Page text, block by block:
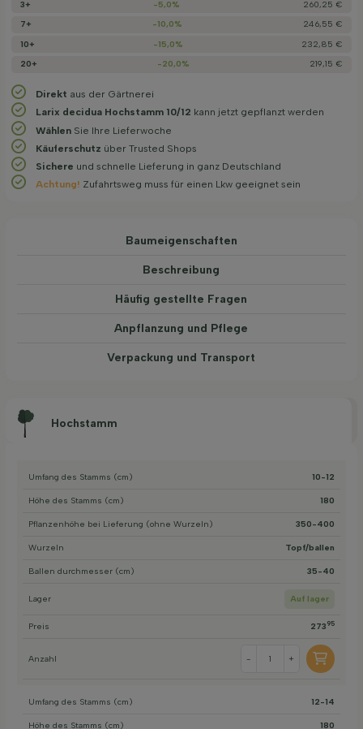
3+
-5,0%
260,25 €
7+
-10,0%
246,55 €
10+
-15,0%
232,85 €
20+
-20,0% 219,15 €
Direkt aus der Gärtnerei
Larix decidua Hochstamm 10/12 kann jetzt gepflanzt werden
Wählen Sie Ihre Lieferwoche
Käuferschutz über Trusted Shops
Sichere und schnelle Lieferung in ganz Deutschland
Achtung! Zufahrtsweg muss für einen Lkw geeignet sein
Baum­eigen­schaften
Beschreibung
Häufig gestellte Fragen
Anpflanzung und Pflege
Verpackung und Transport
Hochstamm
Umfang des Stamms (cm) 10-12
Höhe des Stamms (cm) 180
Pflanzenhöhe bei Lieferung (ohne Wurzeln) 350-400
Wurzeln Topf/ballen
Ballen durchmesser (cm) 35-40
Lager Auf lager
Preis 273 95
Anzahl - +
Umfang des Stamms (cm) 12-14
Höhe des Stamms (cm) 180